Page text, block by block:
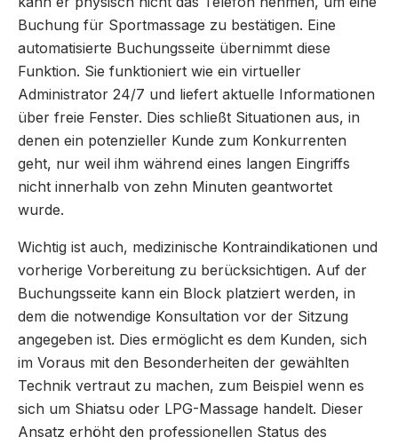
Buchung für Sportmassage zu bestätigen. Eine
automatisierte Buchungsseite übernimmt diese
Funktion. Sie funktioniert wie ein virtueller
Administrator 24/7 und liefert aktuelle Informationen
über freie Fenster. Dies schließt Situationen aus, in
denen ein potenzieller Kunde zum Konkurrenten
geht, nur weil ihm während eines langen Eingriffs
nicht innerhalb von zehn Minuten geantwortet
wurde.
Wichtig ist auch, medizinische Kontraindikationen und
vorherige Vorbereitung zu berücksichtigen. Auf der
Buchungsseite kann ein Block platziert werden, in
dem die notwendige Konsultation vor der Sitzung
angegeben ist. Dies ermöglicht es dem Kunden, sich
im Voraus mit den Besonderheiten der gewählten
Technik vertraut zu machen, zum Beispiel wenn es
sich um Shiatsu oder LPG-Massage handelt. Dieser
Ansatz erhöht den professionellen Status des